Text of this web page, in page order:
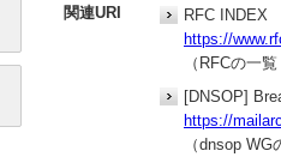
関連URI
RFC INDEX
https://
（RFCの一
[DNSOP]
https://
（dnsop